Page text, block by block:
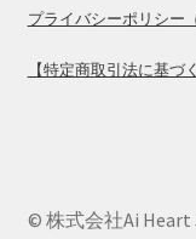
プライバシーポリシー
【特定商取引法に基づ
© 株式会社Ai Heart